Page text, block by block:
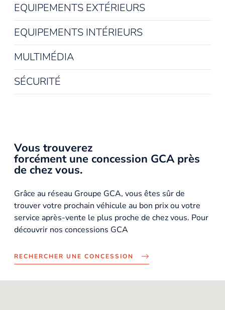
EQUIPEMENTS EXTÉRIEURS
EQUIPEMENTS INTÉRIEURS
MULTIMÉDIA
SÉCURITÉ
Vous trouverez
forcément une concession GCA près
de chez vous.
Grâce au réseau Groupe GCA, vous êtes sûr de
trouver votre prochain véhicule au bon prix ou votre
service après-vente le plus proche de chez vous. Pour
découvrir nos concessions GCA
RECHERCHER UNE CONCESSION